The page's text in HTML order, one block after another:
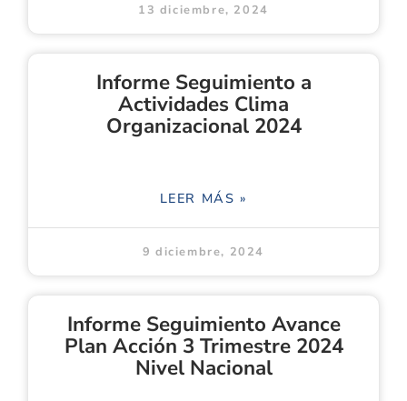
13 diciembre, 2024
Informe Seguimiento a
Actividades Clima
Organizacional 2024
LEER MÁS »
9 diciembre, 2024
Informe Seguimiento Avance
Plan Acción 3 Trimestre 2024
Nivel Nacional